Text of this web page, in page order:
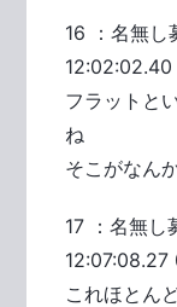
16 ：名無
12:02:02.40
フラットと
ね
そこがなん
17 ：名無し
12:07:08.27
これほとん